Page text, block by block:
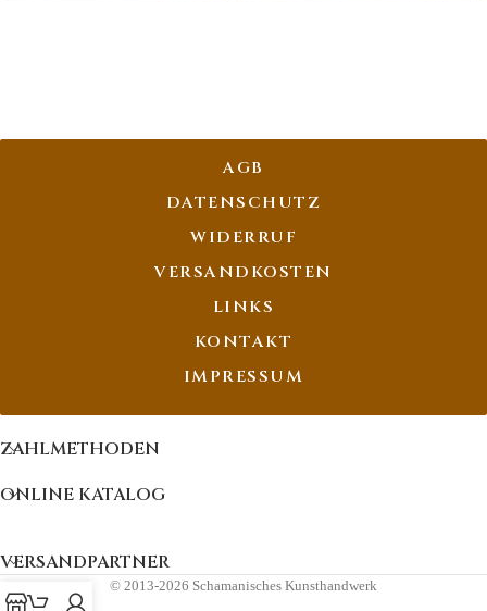
AGB
DATENSCHUTZ
WIDERRUF
VERSANDKOSTEN
LINKS
KONTAKT
IMPRESSUM
ZAHLMETHODEN
ONLINE KATALOG
VERSANDPARTNER
© 2013-2026 Schamanisches Kunsthandwerk